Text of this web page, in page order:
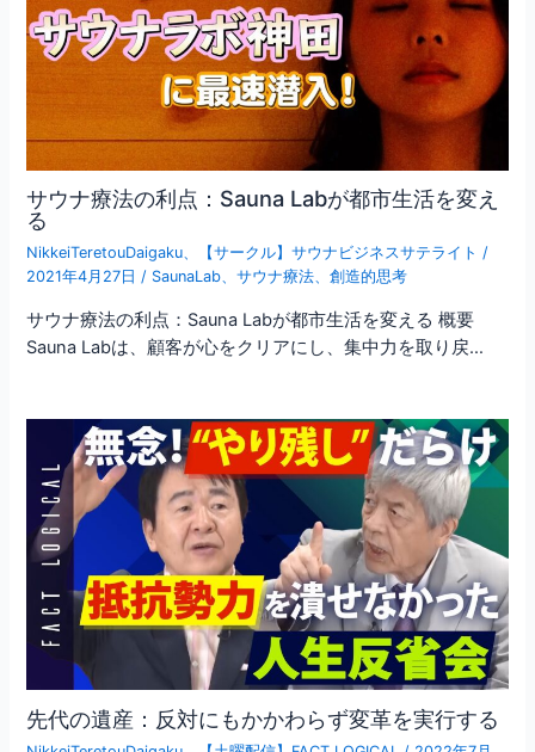
サウナ療法の利点：Sauna Labが都市生活を変え
る
NikkeiTeretouDaigaku、 【サークル】サウナビジネスサテライト /
2021年4月27日 / SaunaLab、サウナ療法、創造的思考
サウナ療法の利点：Sauna Labが都市生活を変える 概要
Sauna Labは、顧客が心をクリアにし、集中力を取り戻…
先代の遺産：反対にもかかわらず変革を実行する